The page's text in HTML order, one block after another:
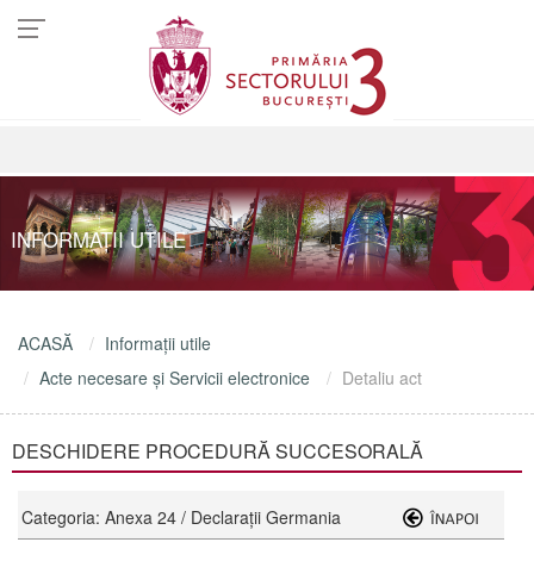
INFORMAŢII UTILE
ACASĂ
Informaţii utile
Acte necesare şi Servicii electronice
Detaliu act
DESCHIDERE PROCEDURĂ SUCCESORALĂ
Categoria: Anexa 24 / Declarații Germania